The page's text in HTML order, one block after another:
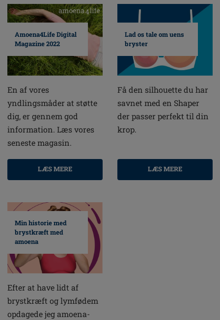
Amoena4Life Digital
Magazine 2022
En af vores
yndlingsmåder at støtte
dig, er gennem god
information. Læs vores
seneste magasin.
LÆS MERE
Lad os tale om uens
bryster
Få den silhouette du har
savnet med en Shaper
der passer perfekt til din
krop.
LÆS MERE
Min historie med
brystkræft med
amoena
Efter at have lidt af
brystkræft og lymfødem
opdagede jeg amoena-